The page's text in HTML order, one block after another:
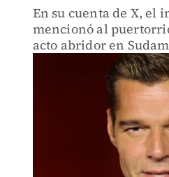
En su cuenta de X, el
mencionó al
acto abridor en